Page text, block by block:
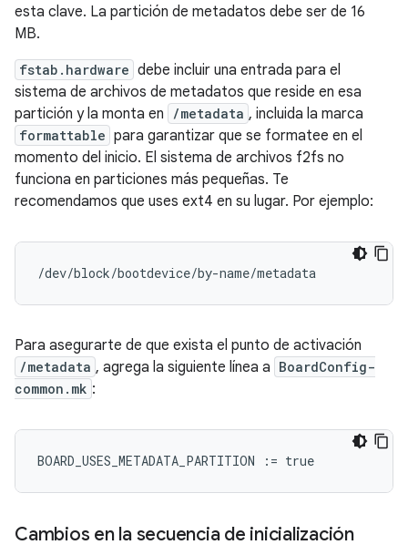
esta clave. La partición de metadatos debe ser de 16
MB.
fstab.hardware debe incluir una entrada para el
sistema de archivos de metadatos que reside en esa
partición y la monta en
/metadata , incluida la marca
formattable para garantizar que se formatee en el
momento del inicio. El sistema de archivos f2fs no
funciona en particiones más pequeñas. Te
recomendamos que uses ext4 en su lugar. Por ejemplo:
/dev/block/bootdevice/by-name/metadata
Para asegurarte de que exista el punto de activación
/metadata , agrega la siguiente línea a BoardConfig-
common.mk :
BOARD_USES_METADATA_PARTITION := true
Cambios en la secuencia de inicialización